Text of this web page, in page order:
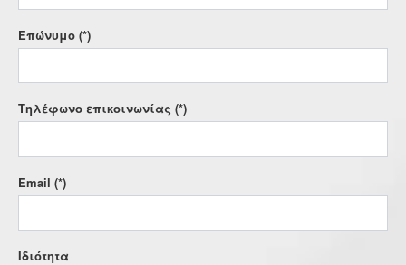
Επώνυμο (*)
Τηλέφωνο επικοινωνίας (*)
Email (*)
Iδιότητα